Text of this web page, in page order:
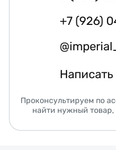
+7 (926)
Написать
Проконсультируем по
найти нужный